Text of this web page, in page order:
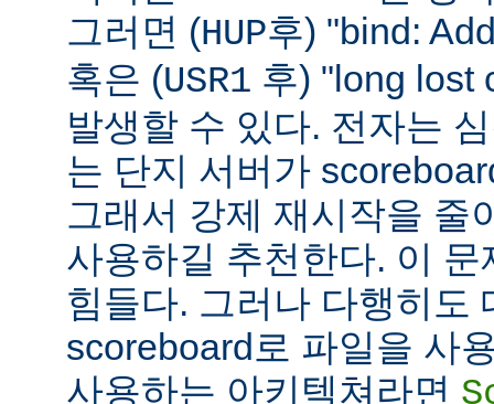
그러면 (HUP후) "bind:
혹은 (USR1 후) "long lost
발생할 수 있다. 전자는
는 단지 서버가
그래서 강제 재시작을 줄
사용하길 추천한다. 이
힘들다. 그러나 다행히도
scoreboard로 파일을 사
사용하는 아키텍쳐라면